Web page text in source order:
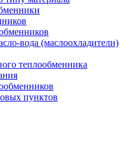
вода (маслоохладители)
теплообменника
пунктов